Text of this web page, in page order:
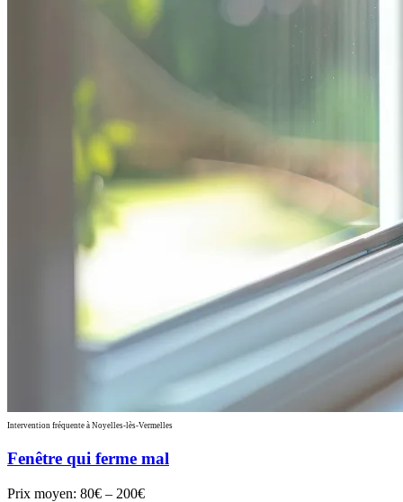
Intervention fréquente à Noyelles-lès-Vermelles
Fenêtre qui ferme mal
Prix moyen: 80€ – 200€